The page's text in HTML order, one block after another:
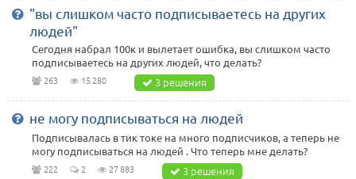
"вы слишком часто подписываетесь на других
людей"
Сегодня набрал 100к и вылетает ошибка, вы слишком часто
подписываетесь на других людей, что делать?
263 15 280 3 решения
не могу подписываться на людей
Подписывалась в тик токе на много подписчиков, а теперь не
могу подписываться на людей . Что теперь мне делать?
222 2 27 883 3 решения